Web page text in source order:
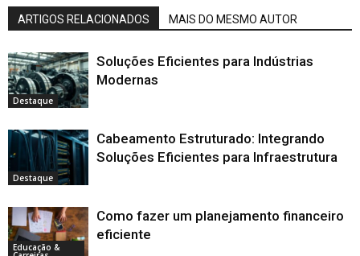
ARTIGOS RELACIONADOS MAIS DO MESMO AUTOR
Destaque
Soluções Eficientes para Indústrias
Modernas
Destaque
Cabeamento Estruturado: Integrando
Soluções Eficientes para Infraestrutura
Educação &
Como fazer um planejamento financeiro
eficiente